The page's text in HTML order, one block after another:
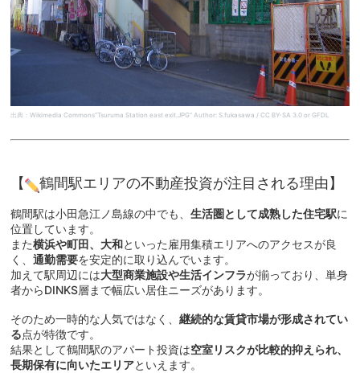
出典：Wikimedia Commons“Tsuruma Station east exit.JPG” Author: S.fukasawa / CC BY-SA 3.0 or GFDL
【 鶴間駅エリアの不動産投資が注目される理由】
鶴間駅は小田急江ノ島線の中でも、生活圏として成熟した住宅駅に
位置しています。
また横浜や町田、大和といった雇用集積エリアへのアクセスが良
く、通勤需要を安定的に取り込んでいます。
加えて駅周辺には大型商業施設や生活インフラが揃っており、単身
者からDINKS層まで幅広い居住ニーズがあります。
そのため一時的な人気ではなく、継続的な賃貸市場が形成されてい
る点が特徴です。
結果として鶴間駅のアパート投資は空室リスクが比較的抑えられ、
長期保有に向いたエリアといえます。